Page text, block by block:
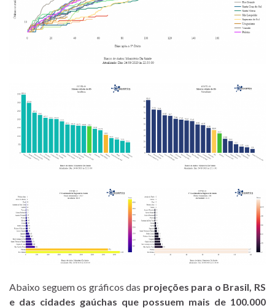
Abaixo seguem os gráficos das projeções para o Brasil, RS
e das cidades gaúchas que possuem mais de 100.000